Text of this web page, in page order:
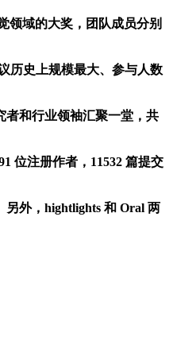
域的大奖，团队成员分别
历史上规模最大、参与人数
和行业领袖汇聚一堂，共
位注册作者，11532 篇提交
外，hightlights 和 Oral 两